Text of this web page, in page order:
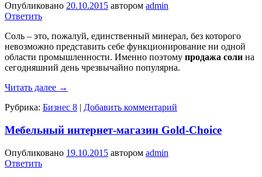
Опубликовано 20.10.2015 автором admin
Ответить
Соль – это, пожалуй, единственный минерал, без которого
невозможно представить себе функционирование ни одной
области промышленности. Именно поэтому продажа соли на
сегодняшний день чрезвычайно популярна.
Читать далее →
Рубрика: Бизнес 8 | Добавить комментарий
Мебельный интернет-магазин Gold-Choice
Опубликовано 19.10.2015 автором admin
Ответить